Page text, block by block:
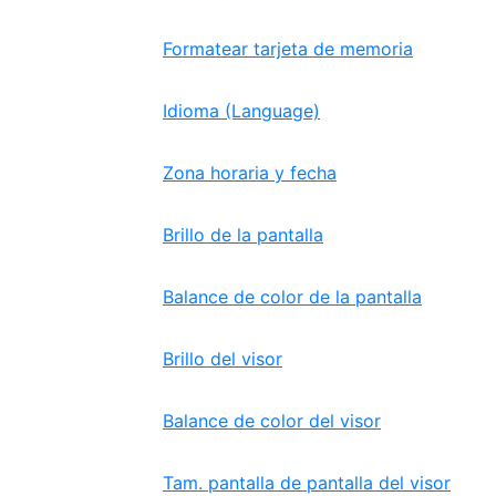
Formatear tarjeta de memoria
Idioma (Language)
Zona horaria y fecha
Brillo de la pantalla
Balance de color de la pantalla
Brillo del visor
Balance de color del visor
Tam. pantalla de pantalla del visor